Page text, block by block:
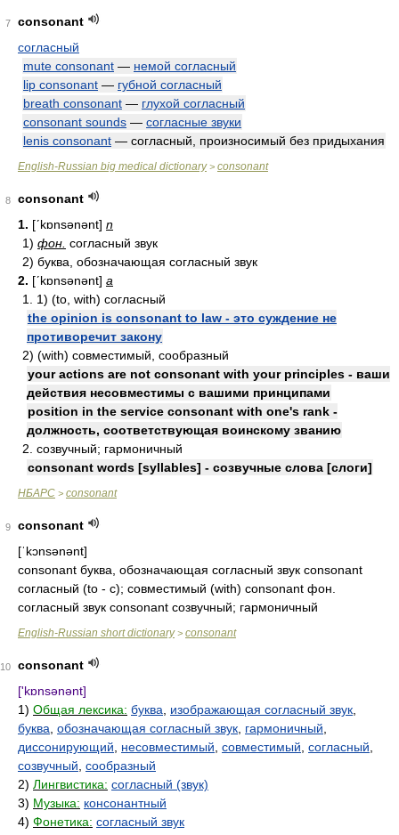
7
consonant
согласный
mute consonant — немой согласный
lip consonant — губной согласный
breath consonant — глухой согласный
consonant sounds — согласные звуки
lenis consonant — согласный, произносимый без придыхания
English-Russian big medical dictionary> consonant
8
consonant
1. [ʹkɒnsənənt] n
1) фон. согласный звук
2) буква, обозначающая согласный звук
2. [ʹkɒnsənənt] a
1. 1) (to, with) согласный
the opinion is consonant to law - это суждение не
противоречит закону
2) (with) совместимый, сообразный
your actions are not consonant with your principles - ваши
действия несовместимы с вашими принципами
position in the service consonant with one's rank -
должность, соответствующая воинскому званию
2. созвучный; гармоничный
consonant words [syllables] - созвучные слова [слоги]
НБАРС > consonant
9
consonant
[ˈkɔnsənənt]
consonant буква, обозначающая согласный звук consonant
согласный (to - c); совместимый (with) consonant фон.
согласный звук consonant созвучный; гармоничный
English-Russian short dictionary> consonant
10
consonant
['kɒnsənənt]
1) Общая лексика: буква изображающая согласный звук
буква обозначающая согласный звук гармоничный
диссонирующий
несовместимый совместимый согласный
созвучный сообразный
2) Лингвистика: согласный (звук)
3) Музыка: консонантный
4) Фонетика: согласный звук